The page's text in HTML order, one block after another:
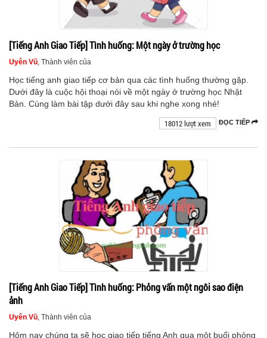
[Tiếng Anh Giao Tiếp] Tình huống: Một ngày ở trường học
Uyên Vũ , Thành viên của
Học tiếng anh giao tiếp cơ bản qua các tình huống thường gặp.
Dưới đây là cuộc hội thoại nói về một ngày ở trường học Nhật
Bản. Cùng làm bài tập dưới đây sau khi nghe xong nhé!
ĐỌC TIẾP
18012 lượt xem
[Tiếng Anh Giao Tiếp] Tình huống: Phỏng vấn một ngôi sao điện
ảnh
Uyên Vũ , Thành viên của
Hôm nay chúng ta sẽ học giao tiếp tiếng Anh qua một buổi phỏng